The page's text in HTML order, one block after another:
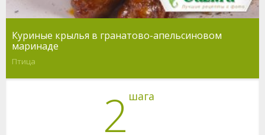
Куриные крылья в гранатово-апельсиновом
маринаде
Птица
2 шага